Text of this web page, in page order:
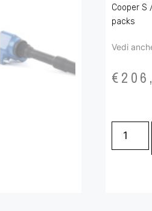
Cooper S
packs
Vedi
€